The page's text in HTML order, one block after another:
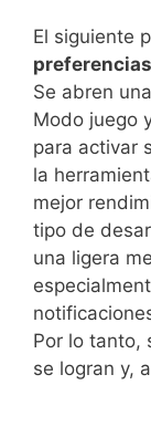
El siguiente
Se abren
Modo juego
para activar
la
mejor
tipo de
una ligera
Por lo tanto,
se logran y,